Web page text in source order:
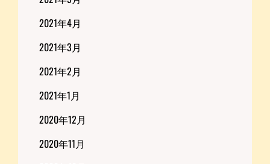
2021年4月
2021年3月
2021年2月
2021年1月
2020年12月
2020年11月